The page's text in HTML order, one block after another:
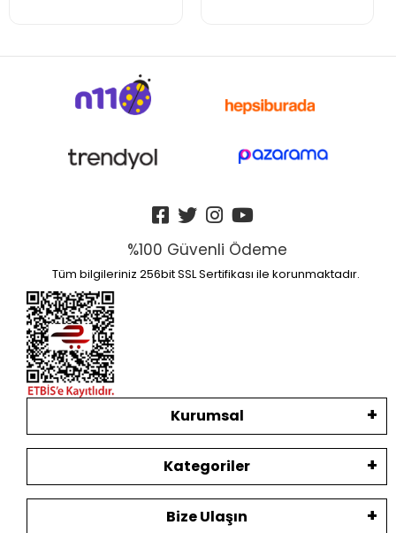
%100 Güvenli Ödeme
Tüm bilgileriniz 256bit SSL Sertifikası ile korunmaktadır.
Kurumsal
Kategoriler
Bize Ulaşın